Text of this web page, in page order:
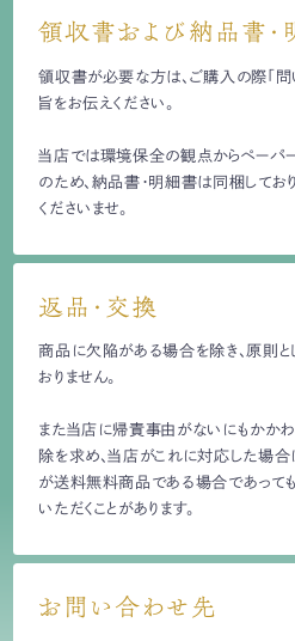
領収書および納品書・
領収書が必要な方は、ご購入の際「問
旨をお伝えください。
当店では環境保全の観点からペーパー
のため、納品書・明細書は同梱してお
くださいませ。
返品・交換
商品に欠陥がある場合を除き、原則
おりません。
また当店に帰責事由がないにもかか
除を求め、当店がこれに対応した場
が送料無料商品である場合であって
いただくことがあります。
お問い合わせ先